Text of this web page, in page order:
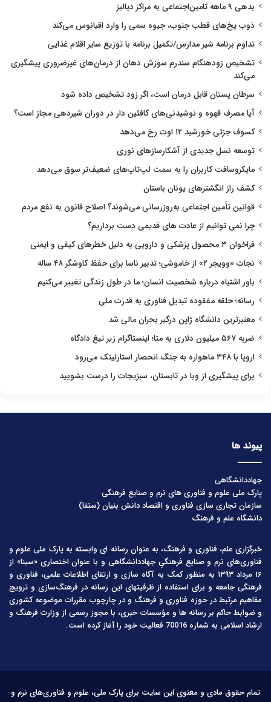
بدهی ۹ ماهه تامین‌اجتماعی به مراکز دیالیز
ذوب یخ‌های قطب جنوب، جیوه سمی را وارد اقیانوس می‌کند
تداوم برنامه شیر مدارس/تکمیل برنامه با توزیع سایر اقلام غذایی
تشخیص زودهنگام سندرم سوزش دهان از درمان‌های غیرضروری پیشگیری
می‌کند
سرطان پستان قابل درمان است، اگر زود تشخیص داده شود
آیا مصرف قهوه و نوشیدنی‌های کافئین دار در دوران شیردهی مجاز است؟
کسوف جزئی خورشید ۱۲ اوت رخ می‌دهد
توسعه نسل جدیدی از آشکارسازهای نوری
مایکروسافت کاربران را به سمت لپ‌تاپ‌های ضعیف‌تر سوق می‌دهد
کشف راز انگشترهای یونان باستان
قوانین تأمین اجتماعی به‌روزرسانی می‌شوند؟ اصلاح قانون به نفع مردم
چرا نمی توانیم از عادت های قدیمی دست برداریم؟
فراخوان ۳ محصول پزشکی و دارویی به دلیل خطرهای کیفی و ایمنی
نجات «وویجر ۲» از خاموشی؛ تدبیر ناسا برای حفظ کاوشگر ۴۸ ساله
باور اشتباه درباره شخصیت انسان؛ ما در طول زندگی تغییر می‌کنیم
رسانه؛ حلقه مفقوده تبدیل فناوری به قدرت ملی
معتبرترین دانشگاه ژاپن درگیر بحران مالی شد
ضربه ۵۶۷ میلیون دلاری به متا؛ اینستاگرام زیر تیغ دادگاه
اروپا با ۳۴۸ ماهواره به جنگ انحصار استارلینک می‌رود
برای پیشگیری از وبا در تابستان، سبزیجات را درست بشویید
پیوند ها
جهاددانشگاهی
پارک ملی علوم و فناوری های نرم و صنایع فرهنگی
سازمان تجاری سازی فناوری و اقتصاد دانش بنیان (ستفا)
دانشگاه علم و فرهنگ
خبرگزاری علم، فناوری و فرهنگ، به عنوان رسانه ای وابسته به پارک ملی علوم و
فناوری‌های نرم و صنایع فرهنگیِ جهاددانشگاهی و با عنوان اختصاری «سینا» از
۱۶ مرداد ۱۳۹۳ به منظور کمک به آگاه سازی و ارتقای اطلاعات علمی، فناوری و
فرهنگی جامعه و برای استفاده از ظرفیتهای این رسانه در فرهنگ‌سازی و ترویج
مفاهیم مرتبط در حوزه فناوری و فرهنگ و در چارچوب مقررات موضوعه کشوری
و ضوابط حاکم بر رسانه ها و مؤسسات خبری، با مجوز رسمی از وزارت فرهنگ و
ارشاد اسلامی به شماره 70016 فعالیت خود را آغاز کرده است.
تمام حقوق مادی و معنوی این سایت برای پارک ملی، علوم و فناوری‌های نرم و